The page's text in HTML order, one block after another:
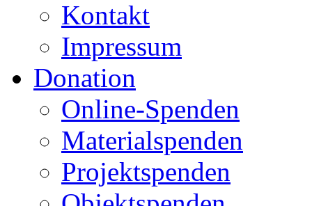
Kontakt
Impressum
Donation
Online-Spenden
Materialspenden
Projektspenden